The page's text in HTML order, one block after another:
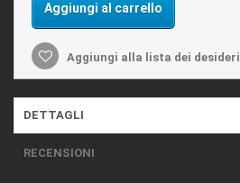
Aggiungi al carrello
Aggiungi alla lista dei desideri
DETTAGLI
RECENSIONI